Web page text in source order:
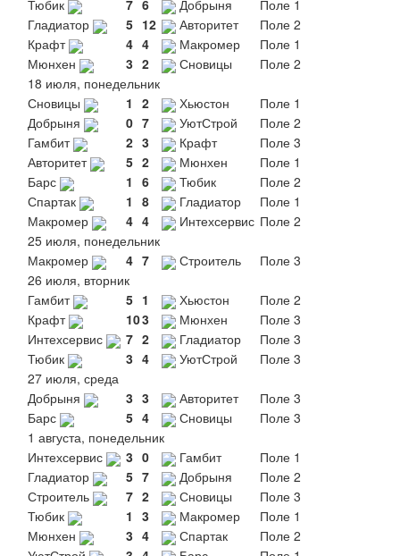
Тюбик 7 6 Добрыня
Поле 1
Гладиатор
5 12 Авторитет
Поле 2
Крафт
4 4 Макромер
Поле 1
Мюнхен
3 2 Сновицы
Поле 2
18 июля, понедельник
Сновицы
1 2 Хьюстон
Поле 1
Добрыня
0 7 УютСтрой
Поле 2
Гамбит
2 3 Крафт
Поле 3
Авторитет
5 2 Мюнхен
Поле 1
Барс
1 6 Тюбик
Поле 2
Спартак
1 8 Гладиатор
Поле 1
Макромер
4 4 Интехсервис Поле 2
25 июля, понедельник
Макромер
4 7 Строитель
Поле 3
26 июля, вторник
Гамбит
5 1 Хьюстон
Поле 2
Крафт
103 Мюнхен
Поле 3
Интехсервис
7 2 Гладиатор
Поле 3
Тюбик
3 4 УютСтрой
Поле 3
27 июля, среда
Добрыня
3 3 Авторитет
Поле 3
Барс
5 4 Сновицы
Поле 3
1 августа, понедельник
Интехсервис
3 0 Гамбит
Поле 1
Гладиатор
5 7 Добрыня
Поле 2
Строитель
7 2 Сновицы
Поле 3
Тюбик
1 3 Макромер
Поле 1
Мюнхен
3 4 Спартак
Поле 2